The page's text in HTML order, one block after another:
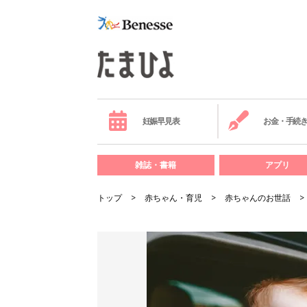
妊娠早見表 お金・手続き
雑誌・書籍 アプリ
トップ 赤ちゃん・育児 赤ちゃんのお世話